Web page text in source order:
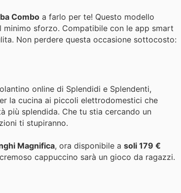
Combo a farlo per te! Questo modello
sforzo. Compatibile con le app smart
Non perdere questa occasione sottocosto:
online di Splendidi e Splendenti,
la cucina ai piccoli elettrodomestici che
più splendida. Che tu stia cercando un
ti stupiranno.
Magnifica, ora disponibile a soli 179 €
cappuccino sarà un gioco da ragazzi.